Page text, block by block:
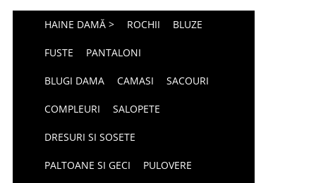
HAINE DAMĂ > ROCHII BLUZE
FUSTE PANTALONI
BLUGI DAMA CAMASI SACOURI
COMPLEURI SALOPETE
DRESURI SI SOSETE
PALTOANE SI GECI PULOVERE